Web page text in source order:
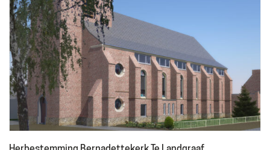
Plan
Gebruiker
Exploitatie
Financiering
Erfgoed